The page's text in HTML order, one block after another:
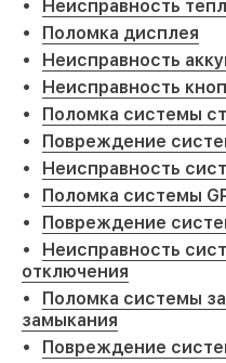
Неисправность
Поломка дисплея
Неисправность
Неисправность
Поломка системы
Повреждение
Неисправность
Поломка системы
Повреждение
Неисправность
отключения
Поломка системы
замыкания
Повреждение